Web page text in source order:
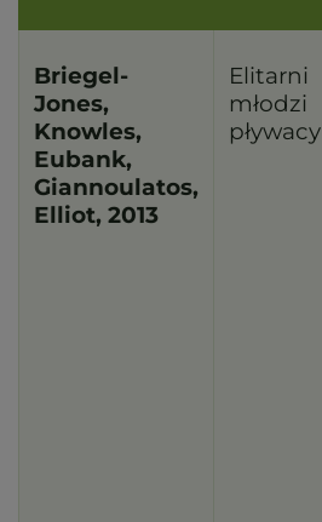
Briegel-
Jones,
Knowles,
Eubank,
Giannoulatos,
Elliot, 2013
Elitarni
młodzi
pływacy